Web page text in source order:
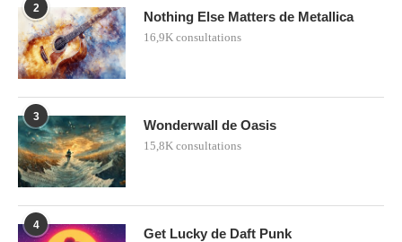
2
Nothing Else Matters de Metallica
16,9K consultations
3
Wonderwall de Oasis
15,8K consultations
4
Get Lucky de Daft Punk